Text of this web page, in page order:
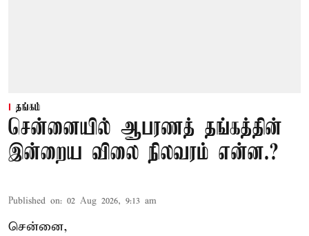
தங்கம்
சென்னையில் ஆபரணத் தங்கத்தின்
இன்றைய விலை நிலவரம் என்ன.?
Published on: 02 Aug 2026, 9:13 am
சென்னை,